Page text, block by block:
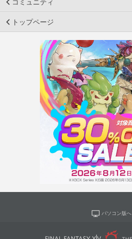
コミュニティ
トップページ
パソコン版へ